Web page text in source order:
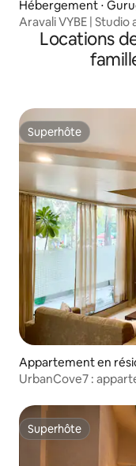
Hébergement ⋅
Aravali VYBE |
Locations
Superhôte
Superhôte
Appartement en
UrbanCove7 :
Superhôte
Superhôte